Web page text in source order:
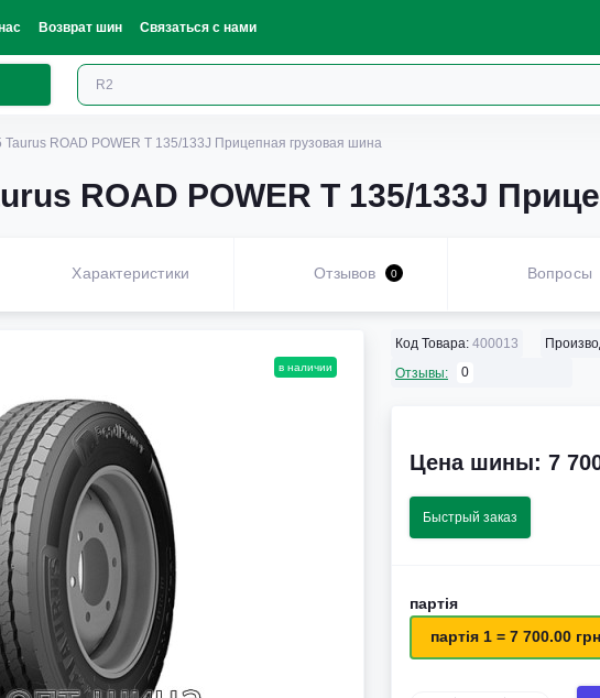
Возврат шин Связаться с нами
Taurus ROAD POWER T 135/133J Прицепная грузовая шина
ROAD POWER T 135/133J
Характеристики Отзывов 0 Вопросы
в наличии
Код Товара: 400013
Отзывы:
0
Цена шины: 7
Быстрый заказ
партія
партія 1 = 7 700.00